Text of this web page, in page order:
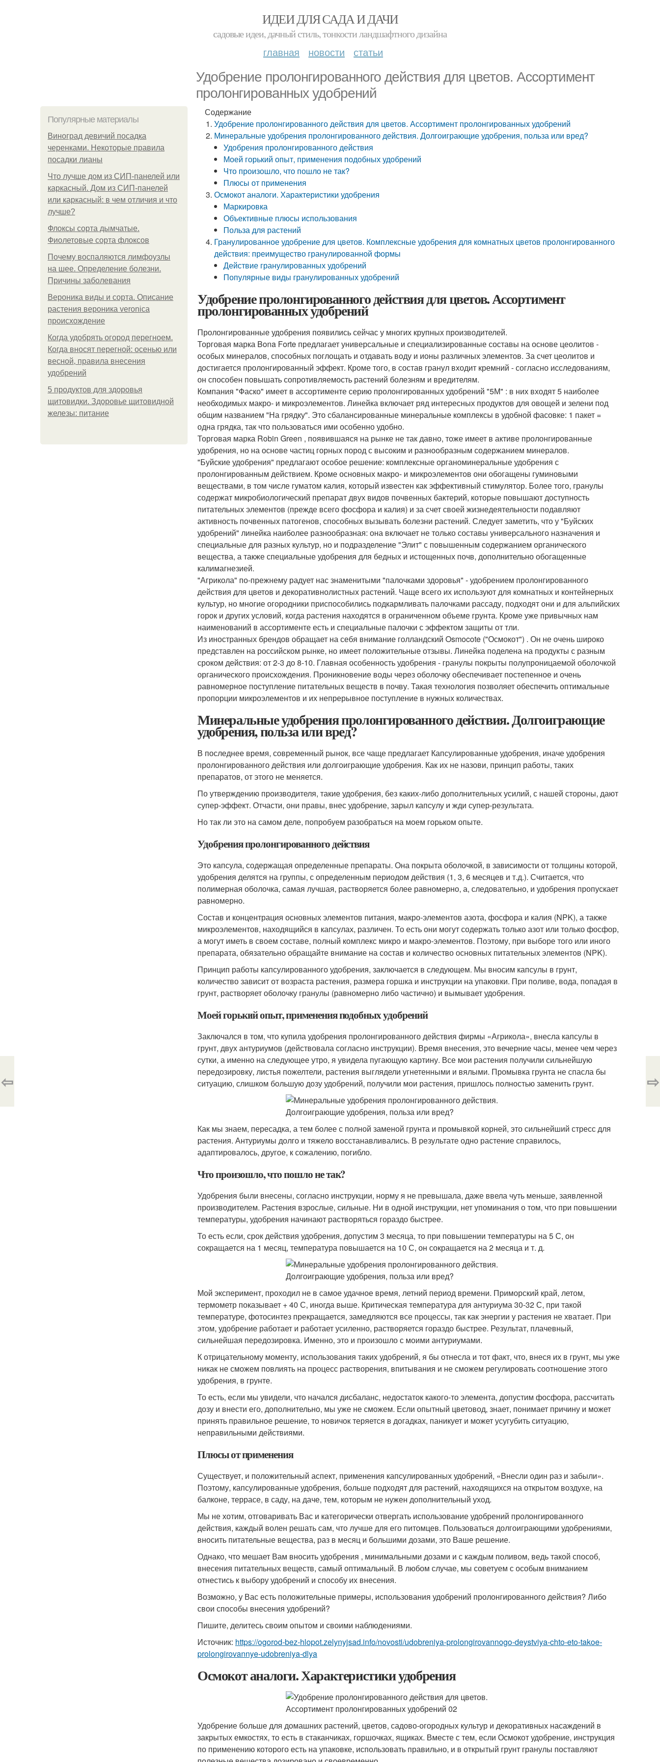
ИДЕИ ДЛЯ САДА И ДАЧИ
садовые идеи, дачный стиль, тонкости ландшафтного дизайна
главная новости статьи
Удобрение пролонгированного действия для цветов. Ассортимент
пролонгированных удобрений
Популярные материалы
Виноград девичий посадка
черенками. Некоторые правила
посадки лианы
Что лучше дом из СИП-панелей или
каркасный. Дом из СИП-панелей
или каркасный: в чем отличия и что
лучше?
Флоксы сорта дымчатые.
Фиолетовые сорта флоксов
Почему воспаляются лимфоузлы
на шее. Определение болезни.
Причины заболевания
Вероника виды и сорта. Описание
растения вероника veronica
происхождение
Когда удобрять огород перегноем.
Когда вносят перегной: осенью или
весной, правила внесения
удобрений
5 продуктов для здоровья
щитовидки. Здоровье щитовидной
железы: питание
Содержание
Удобрение пролонгированного действия для цветов. Ассортимент пролонгированных удобрений
Минеральные удобрения пролонгированного действия. Долгоиграющие удобрения, польза или вред?
Удобрения пролонгированного действия
Моей горький опыт, применения подобных удобрений
Что произошло, что пошло не так?
Плюсы от применения
Осмокот аналоги. Характеристики удобрения
Маркировка
Объективные плюсы использования
Польза для растений
Гранулированное удобрение для цветов. Комплексные удобрения для комнатных цветов пролонгированного
действия: преимущество гранулированной формы
Действие гранулированных удобрений
Популярные виды гранулированных удобрений
Удобрение пролонгированного действия для цветов. Ассортимент
пролонгированных удобрений
Пролонгированные удобрения появились сейчас у многих крупных производителей.
Торговая марка Bona Forte предлагает универсальные и специализированные составы на основе цеолитов -
особых минералов, способных поглощать и отдавать воду и ионы различных элементов. За счет цеолитов и
достигается пролонгированный эффект. Кроме того, в состав гранул входит кремний - согласно исследованиям,
он способен повышать сопротивляемость растений болезням и вредителям.
Компания "Фаско" имеет в ассортименте серию пролонгированных удобрений "5М" : в них входят 5 наиболее
необходимых макро- и микроэлементов. Линейка включает ряд интересных продуктов для овощей и зелени под
общим названием "На грядку". Это сбалансированные минеральные комплексы в удобной фасовке: 1 пакет =
одна грядка, так что пользоваться ими особенно удобно.
Торговая марка Robin Green , появившаяся на рынке не так давно, тоже имеет в активе пролонгированные
удобрения, но на основе частиц горных пород с высоким и разнообразным содержанием минералов.
"Буйские удобрения" предлагают особое решение: комплексные органоминеральные удобрения с
пролонгированным действием. Кроме основных макро- и микроэлементов они обогащены гуминовыми
веществами, в том числе гуматом калия, который известен как эффективный стимулятор. Более того, гранулы
содержат микробиологический препарат двух видов почвенных бактерий, которые повышают доступность
питательных элементов (прежде всего фосфора и калия) и за счет своей жизнедеятельности подавляют
активность почвенных патогенов, способных вызывать болезни растений. Следует заметить, что у "Буйских
удобрений" линейка наиболее разнообразная: она включает не только составы универсального назначения и
специальные для разных культур, но и подразделение "Элит" с повышенным содержанием органического
вещества, а также специальные удобрения для бедных и истощенных почв, дополнительно обогащенные
калимагнезией.
"Агрикола" по-прежнему радует нас знаменитыми "палочками здоровья" - удобрением пролонгированного
действия для цветов и декоративнолистных растений. Чаще всего их используют для комнатных и контейнерных
культур, но многие огородники приспособились подкармливать палочками рассаду, подходят они и для альпийских
горок и других условий, когда растения находятся в ограниченном объеме грунта. Кроме уже привычных нам
наименований в ассортименте есть и специальные палочки с эффектом защиты от тли.
Из иностранных брендов обращает на себя внимание голландский Osmocote ("Осмокот") . Он не очень широко
представлен на российском рынке, но имеет положительные отзывы. Линейка поделена на продукты с разным
сроком действия: от 2-3 до 8-10. Главная особенность удобрения - гранулы покрыты полупроницаемой оболочкой
органического происхождения. Проникновение воды через оболочку обеспечивает постепенное и очень
равномерное поступление питательных веществ в почву. Такая технология позволяет обеспечить оптимальные
пропорции микроэлементов и их непрерывное поступление в нужных количествах.
Минеральные удобрения пролонгированного действия. Долгоиграющие
удобрения, польза или вред?
В последнее время, современный рынок, все чаще предлагает Капсулированные удобрения, иначе удобрения
пролонгированного действия или долгоиграющие удобрения. Как их не назови, принцип работы, таких
препаратов, от этого не меняется.
По утверждению производителя, такие удобрения, без каких-либо дополнительных усилий, с нашей стороны, дают
супер-эффект. Отчасти, они правы, внес удобрение, зарыл капсулу и жди супер-результата.
Но так ли это на самом деле, попробуем разобраться на моем горьком опыте.
Удобрения пролонгированного действия
Это капсула, содержащая определенные препараты. Она покрыта оболочкой, в зависимости от толщины которой,
удобрения делятся на группы, с определенным периодом действия (1, 3, 6 месяцев и т.д.). Считается, что
полимерная оболочка, самая лучшая, растворяется более равномерно, а, следовательно, и удобрения пропускает
равномерно.
Состав и концентрация основных элементов питания, макро-элементов азота, фосфора и калия (NPK), а также
микроэлементов, находящийся в капсулах, различен. То есть они могут содержать только азот или только фосфор,
а могут иметь в своем составе, полный комплекс микро и макро-элементов. Поэтому, при выборе того или иного
препарата, обязательно обращайте внимание на состав и количество основных питательных элементов (NPK).
Принцип работы капсулированного удобрения, заключается в следующем. Мы вносим капсулы в грунт,
количество зависит от возраста растения, размера горшка и инструкции на упаковки. При поливе, вода, попадая в
грунт, растворяет оболочку гранулы (равномерно либо частично) и вымывает удобрения.
Моей горький опыт, применения подобных удобрений
Заключался в том, что купила удобрения пролонгированного действия фирмы «Агрикола», внесла капсулы в
грунт, двух антуриумов (действовала согласно инструкции). Время внесения, это вечерние часы, менее чем через
сутки, а именно на следующее утро, я увидела пугающую картину. Все мои растения получили сильнейшую
передозировку, листья пожелтели, растения выглядели угнетенными и вялыми. Промывка грунта не спасла бы
ситуацию, слишком большую дозу удобрений, получили мои растения, пришлось полностью заменить грунт.
Как мы знаем, пересадка, а тем более с полной заменой грунта и промывкой корней, это сильнейший стресс для
растения. Антуриумы долго и тяжело восстанавливались. В результате одно растение справилось,
адаптировалось, другое, к сожалению, погибло.
Что произошло, что пошло не так?
Удобрения были внесены, согласно инструкции, норму я не превышала, даже ввела чуть меньше, заявленной
производителем. Растения взрослые, сильные. Ни в одной инструкции, нет упоминания о том, что при повышении
температуры, удобрения начинают растворяться гораздо быстрее.
То есть если, срок действия удобрения, допустим 3 месяца, то при повышении температуры на 5 С, он
сокращается на 1 месяц, температура повышается на 10 С, он сокращается на 2 месяца и т. д.
Мой эксперимент, проходил не в самое удачное время, летний период времени. Приморский край, летом,
термометр показывает + 40 С, иногда выше. Критическая температура для антуриума 30-32 С, при такой
температуре, фотосинтез прекращается, замедляются все процессы, так как энергии у растения не хватает. При
этом, удобрение работает и работает усиленно, растворяется гораздо быстрее. Результат, плачевный,
сильнейшая передозировка. Именно, это и произошло с моими антуриумами.
К отрицательному моменту, использования таких удобрений, я бы отнесла и тот факт, что, внеся их в грунт, мы уже
никак не сможем повлиять на процесс растворения, впитывания и не сможем регулировать соотношение этого
удобрения, в грунте.
То есть, если мы увидели, что начался дисбаланс, недостаток какого-то элемента, допустим фосфора, рассчитать
дозу и внести его, дополнительно, мы уже не сможем. Если опытный цветовод, знает, понимает причину и может
принять правильное решение, то новичок теряется в догадках, паникует и может усугубить ситуацию,
неправильными действиями.
Плюсы от применения
Существует, и положительный аспект, применения капсулированных удобрений, «Внесли один раз и забыли».
Поэтому, капсулированные удобрения, больше подходят для растений, находящихся на открытом воздухе, на
балконе, террасе, в саду, на даче, тем, которым не нужен дополнительный уход.
Мы не хотим, отговаривать Вас и категорически отвергать использование удобрений пролонгированного
действия, каждый волен решать сам, что лучше для его питомцев. Пользоваться долгоиграющими удобрениями,
вносить питательные вещества, раз в месяц и большими дозами, это Ваше решение.
Однако, что мешает Вам вносить удобрения , минимальными дозами и с каждым поливом, ведь такой способ,
внесения питательных веществ, самый оптимальный. В любом случае, мы советуем с особым вниманием
отнестись к выбору удобрений и способу их внесения.
Возможно, у Вас есть положительные примеры, использования удобрений пролонгированного действия? Либо
свои способы внесения удобрений?
Пишите, делитесь своим опытом и своими наблюдениями.
Источник: https://ogorod-bez-hlopot.zelynyjsad.info/novosti/udobreniya-prolongirovannogo-deystviya-chto-eto-takoe-
prolongirovannye-udobreniya-dlya
Осмокот аналоги. Характеристики удобрения
Удобрение больше для домашних растений, цветов, садово-огородных культур и декоративных насаждений в
закрытых емкостях, то есть в стаканчиках, горшочках, ящиках. Вместе с тем, если Осмокот удобрение, инструкция
по применению которого есть на упаковке, использовать правильно, и в открытый грунт гранулы поставляют
⇦ ⇨